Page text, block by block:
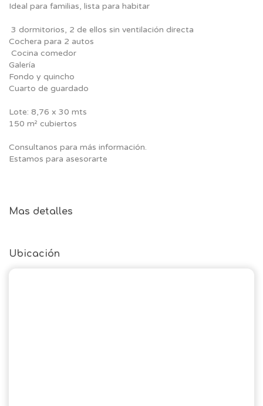
Ideal para familias, lista para habitar
️ 3 dormitorios, 2 de ellos sin ventilación directa
Cochera para 2 autos
️ Cocina comedor
Galería
Fondo y quincho
Cuarto de guardado
Lote: 8,76 x 30 mts
150 m² cubiertos
Consultanos para más información.
Estamos para asesorarte
Mas detalles
Ubicación